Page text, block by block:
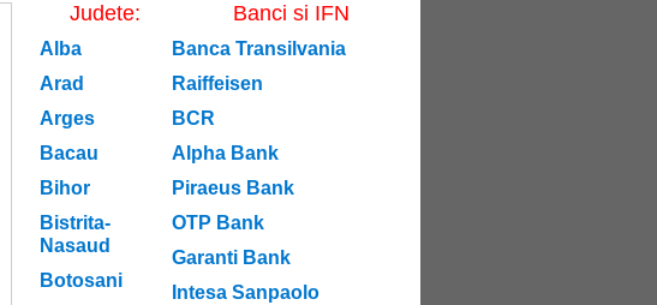
Judete:
Alba
Arad
Arges
Bacau
Bihor
Bistrita-
Nasaud
Botosani
Banci si IFN
Banca Transilvania
Raiffeisen
BCR
Alpha Bank
Piraeus Bank
OTP Bank
Garanti Bank
Intesa Sanpaolo